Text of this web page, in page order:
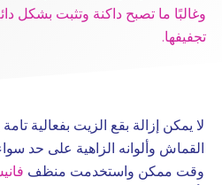
وغالبًا ما تصبح داكنة وتثبت بشكل
تجفيفها.
لا يمكن إزالة بقع الزيت بفعالية
القماش وألوانه الزاهية على حد
وقت ممكن واستخدمت منظف